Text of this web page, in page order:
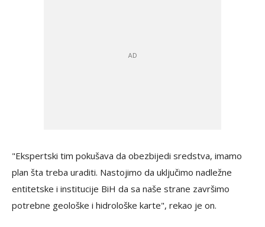
"Ekspertski tim pokušava da obezbijedi sredstva, imamo
plan šta treba uraditi. Nastojimo da uključimo nadležne
entitetske i institucije BiH da sa naše strane završimo
potrebne geološke i hidrološke karte", rekao je on.